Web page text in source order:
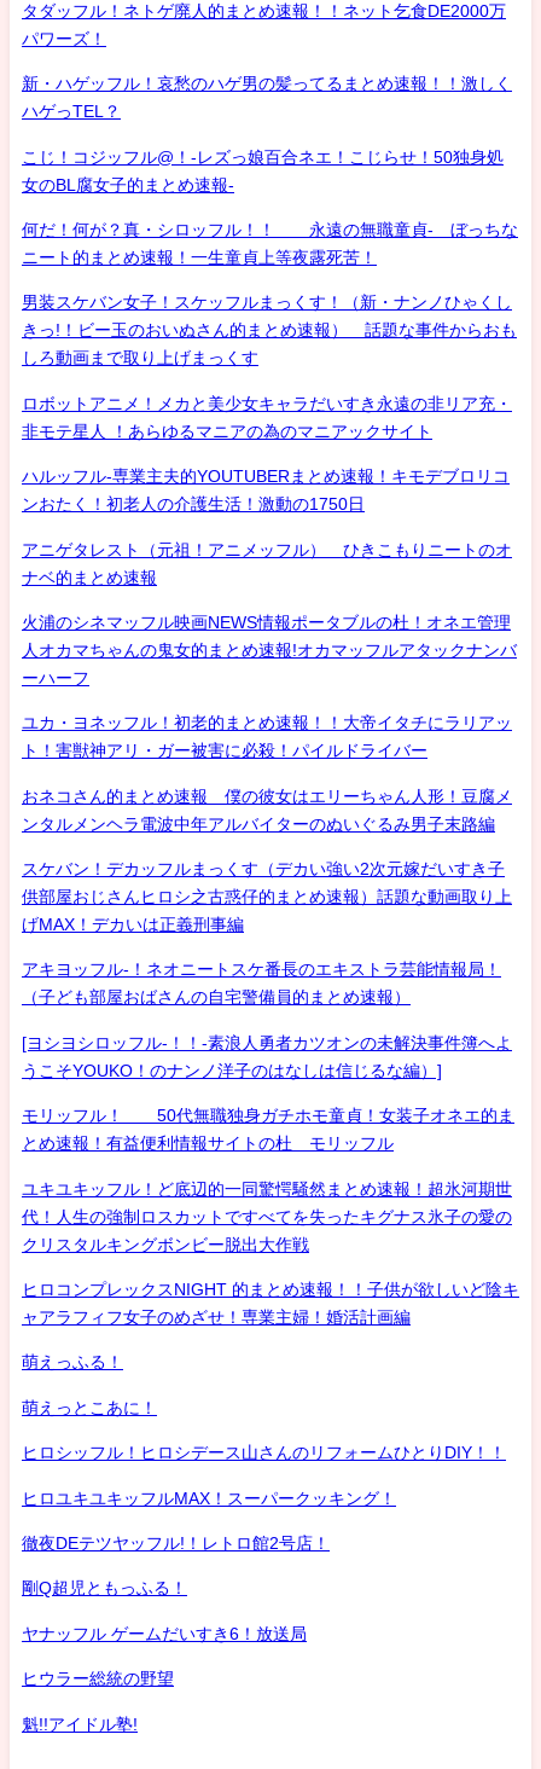
タダッフル！ネトゲ廃人的まとめ速報！！ネット乞食DE2000万
パワーズ！
新・ハゲッフル！哀愁のハゲ男の髪ってるまとめ速報！！激しく
ハゲっTEL？
こじ！コジッフル@！-レズっ娘百合ネエ！こじらせ！50独身処
女のBL腐女子的まとめ速報-
何だ！何が？真・シロッフル！！ 永遠の無職童貞- ぼっちな
ニート的まとめ速報！一生童貞上等夜露死苦！
男装スケバン女子！スケッフルまっくす！（新・ナンノひゃくし
きっ!！ビー玉のおいぬさん的まとめ速報） 話題な事件からおも
しろ動画まで取り上げまっくす
ロボットアニメ！メカと美少女キャラだいすき永遠の非リア充・
非モテ星人 ！あらゆるマニアの為のマニアックサイト
ハルッフル-専業主夫的YOUTUBERまとめ速報！キモデブロリコ
ンおたく！初老人の介護生活！激動の1750日
アニゲタレスト（元祖！アニメッフル） ひきこもりニートのオ
ナベ的まとめ速報
火浦のシネマッフル映画NEWS情報ポータブルの杜！オネエ管理
人オカマちゃんの鬼女的まとめ速報!オカマッフルアタックナンバ
ーハーフ
ユカ・ヨネッフル！初老的まとめ速報！！大帝イタチにラリアッ
ト！害獣神アリ・ガー被害に必殺！パイルドライバー
おネコさん的まとめ速報 僕の彼女はエリーちゃん人形！豆腐メ
ンタルメンヘラ電波中年アルバイターのぬいぐるみ男子末路編
スケバン！デカッフルまっくす（デカい強い2次元嫁だいすき子
供部屋おじさんヒロシ之古惑仔的まとめ速報）話題な動画取り上
げMAX！デカいは正義刑事編
アキヨッフル-！ネオニートスケ番長のエキストラ芸能情報局！
（子ども部屋おばさんの自宅警備員的まとめ速報）
[ヨシヨシロッフル-！！-素浪人勇者カツオンの未解決事件簿へよ
うこそYOUKO！のナンノ洋子のはなしは信じるな編）]
モリッフル！ 50代無職独身ガチホモ童貞！女装子オネエ的ま
とめ速報！有益便利情報サイトの杜 モリッフル
ユキユキッフル！ど底辺的一同驚愕騒然まとめ速報！超氷河期世
代！人生の強制ロスカットですべてを失ったキグナス氷子の愛の
クリスタルキングボンビー脱出大作戦
ヒロコンプレックスNIGHT 的まとめ速報！！子供が欲しいど陰キ
ャアラフィフ女子のめざせ！専業主婦！婚活計画編
萌えっふる！
萌えっとこあに！
ヒロシッフル！ヒロシデース山さんのリフォームひとりDIY！！
ヒロユキユキッフルMAX！スーパークッキング！
徹夜DEテツヤッフル!！レトロ館2号店！
剛Q超児ともっふる！
ヤナッフル ゲームだいすき6！放送局
ヒウラー総統の野望
魁!!アイドル塾!